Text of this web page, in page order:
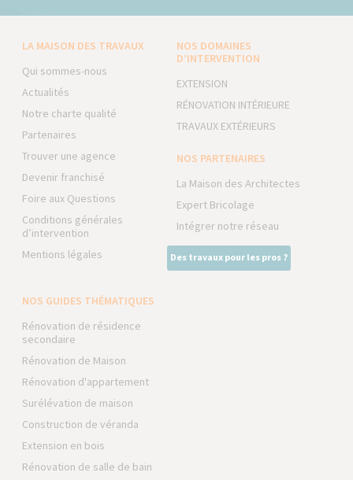
LA MAISON DES TRAVAUX
Qui sommes-nous
Actualités
Notre charte qualité
Partenaires
Trouver une agence
Devenir franchisé
Foire aux Questions
Conditions générales
d’intervention
Mentions légales
NOS DOMAINES
D’INTERVENTION
EXTENSION
RÉNOVATION INTÉRIEURE
TRAVAUX EXTÉRIEURS
NOS PARTENAIRES
La Maison des Architectes
Expert Bricolage
Intégrer notre réseau
Des travaux pour les pros ?
NOS GUIDES THÉMATIQUES
Rénovation de résidence
secondaire
Rénovation de Maison
Rénovation d'appartement
Surélévation de maison
Construction de véranda
Extension en bois
Rénovation de salle de bain